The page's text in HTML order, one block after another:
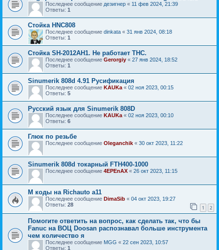
Последнее сообщение дезигнер « 11 фев 2024, 21:39
Ответы: 1
Стойка HNC808
Последнее сообщение dinkata « 31 янв 2024, 08:18
Ответы: 1
Стойка SH-2012AH1. Не работает THC.
Последнее сообщение Gerorgiy « 27 янв 2024, 18:52
Ответы: 1
Sinumerik 808d 4.91 Русификация
Последнее сообщение KAUKa« 02 ноя 2023, 00:15
Ответы: 5
Русский язык для Sinumerik 808D
Последнее сообщение KAUKa« 02 ноя 2023, 00:10
Ответы: 6
Глюк по резьбе
Последнее сообщение Oleganchik « 30 окт 2023, 11:22
Sinumerik 808d токарный FTH400-1000
Последнее сообщение 4EPEnAX « 26 окт 2023, 11:15
M коды на Richauto a11
Последнее сообщение DimaSib « 04 окт 2023, 19:27
Ответы: 28 1 2
Помогите ответить на вопрос, как сделать так, что бы
Fanuc на ВОЦ Doosan распознавал больше инструмента
чем количество я
Последнее сообщение MGG « 22 сен 2023, 10:57
Ответы: 1